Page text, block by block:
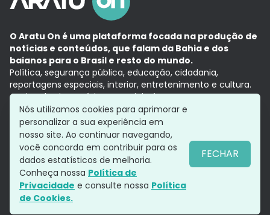
O Aratu On é uma plataforma focada na produção de
notícias e conteúdos, que falam da Bahia e dos
baianos para o Brasil e resto do mundo.
Política, segurança pública, educação, cidadania,
reportagens especiais, interior, entretenimento e cultura.
Aqui, tudo vira notícia e a notícia é no tempo presente,
com a credibilidade do Grupo Aratu.
Grupo Aratu
Política de privacidade
Siga-nos
Nós utilizamos cookies para aprimorar e
personalizar a sua experiência em
nosso site. Ao continuar navegando,
você concorda em contribuir para os
dados estatísticos de melhoria.
Conheça nossa Política de
Privacidade e consulte nossa Política
de Cookies.
FECHAR